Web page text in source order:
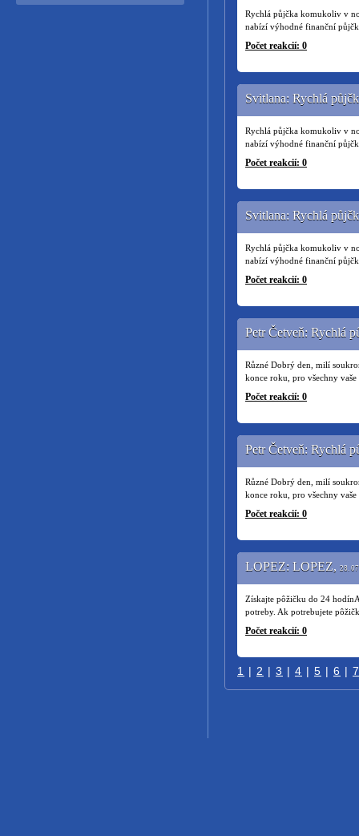
Rychlá půjčka komukoliv v
nabízí výhodné finanční
Počet reakcií: 0
Svitlana: Rychlá
Rychlá půjčka komukoliv v
nabízí výhodné finanční
Počet reakcií: 0
Svitlana: Rychlá
Rychlá půjčka komukoliv v
nabízí výhodné finanční
Počet reakcií: 0
Petr Četveň: Rychlá
Různé Dobrý den, milí
konce roku, pro všechny
Počet reakcií: 0
Petr Četveň: Rychlá
Různé Dobrý den, milí
konce roku, pro všechny
Počet reakcií: 0
LOPEZ: LOPEZ, 28.
Získajte pôžičku do 24
potreby. Ak potrebujete
Počet reakcií: 0
1 | 2 | 3 | 4 | 5 | 6 | 7